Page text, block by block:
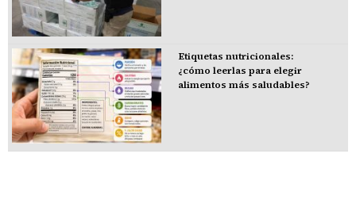
Etiquetas nutricionales:
¿cómo leerlas para elegir
alimentos más saludables?